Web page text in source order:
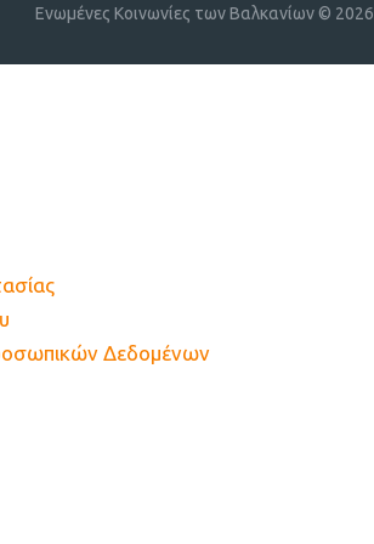
Ενωμένες Κοινωνίες των Βαλκανίων © 2026
Δεδομένων